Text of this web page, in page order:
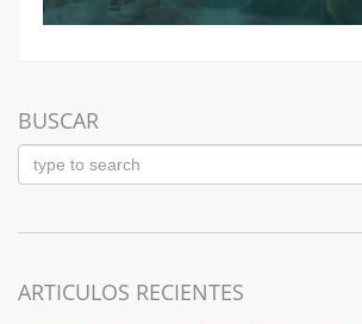
BUSCAR
ARTICULOS RECIENTES